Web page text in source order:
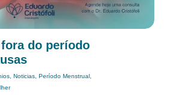
do período
, Noticias, Período Menstrual,